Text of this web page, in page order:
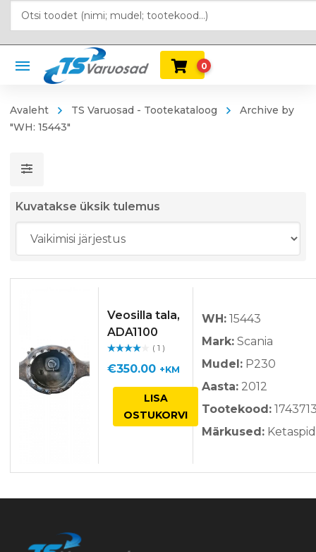
0
Avaleht TS Varuosad - Tootekataloog
Archive by
"WH: 15443"
Kuvatakse üksik tulemus
Veosilla tala,
ADA1100
guga/ 5
( 1 )
€350.00 +KM
LISA
OSTUKORVI
WH: 15443
Mark: Scania
Mudel: P230
Aasta: 2012
Tootekood:
Märkused: